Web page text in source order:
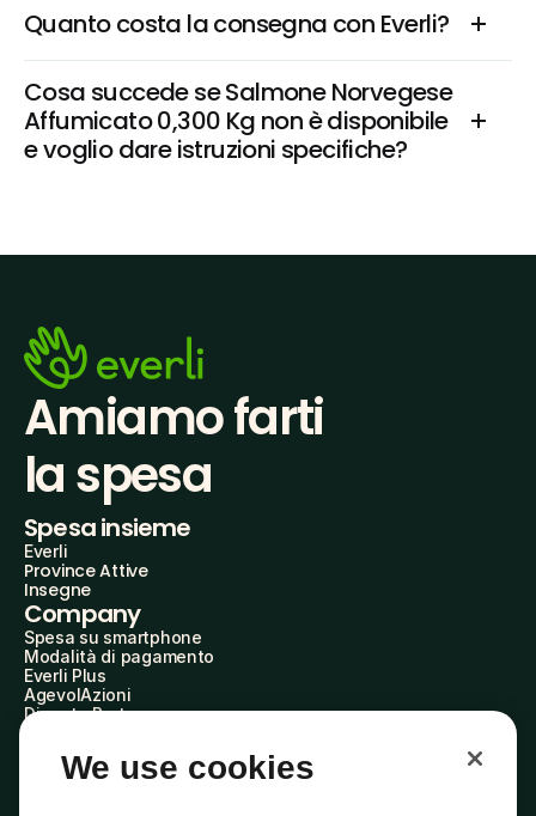
Quanto costa la consegna con Everli?
Cosa succede se Salmone Norvegese
Affumicato 0,300 Kg non è disponibile
e voglio dare istruzioni specifiche?
Amiamo farti
la spesa
Spesa insieme
Everli
Province Attive
Insegne
Company
Spesa su smartphone
Modalità di pagamento
Everli Plus
AgevolAzioni
Diventa Partner
Everli Shoppers
About Us
We use cookies